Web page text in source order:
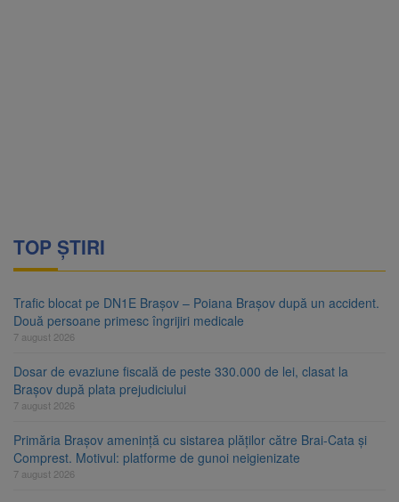
TOP ȘTIRI
Trafic blocat pe DN1E Brașov – Poiana Brașov după un accident.
Două persoane primesc îngrijiri medicale
7 august 2026
Dosar de evaziune fiscală de peste 330.000 de lei, clasat la
Brașov după plata prejudiciului
7 august 2026
Primăria Brașov amenință cu sistarea plăților către Brai-Cata și
Comprest. Motivul: platforme de gunoi neigienizate
7 august 2026